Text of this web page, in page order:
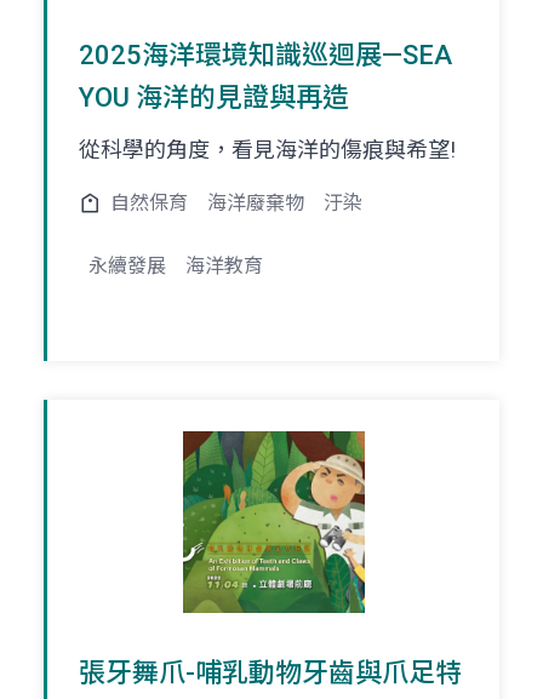
2025海洋環境知識巡迴展—SEA
YOU 海洋的見證與再造
從科學的角度，看見海洋的傷痕與希望!
自然保育 海洋廢棄物 汙染
永續發展 海洋教育
張牙舞爪-哺乳動物牙齒與爪足特